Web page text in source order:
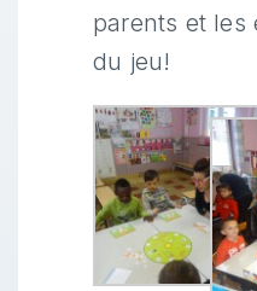
parents et les
du jeu!